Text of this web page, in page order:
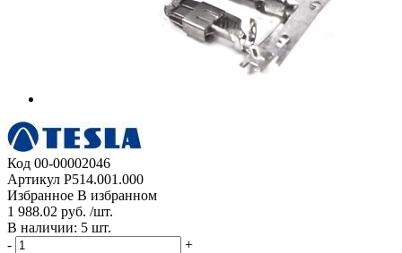
Код 00-00002046
Артикул P514.001.000
Избранное В избранном
1 988.02 руб. /шт.
В наличии: 5 шт.
-
+